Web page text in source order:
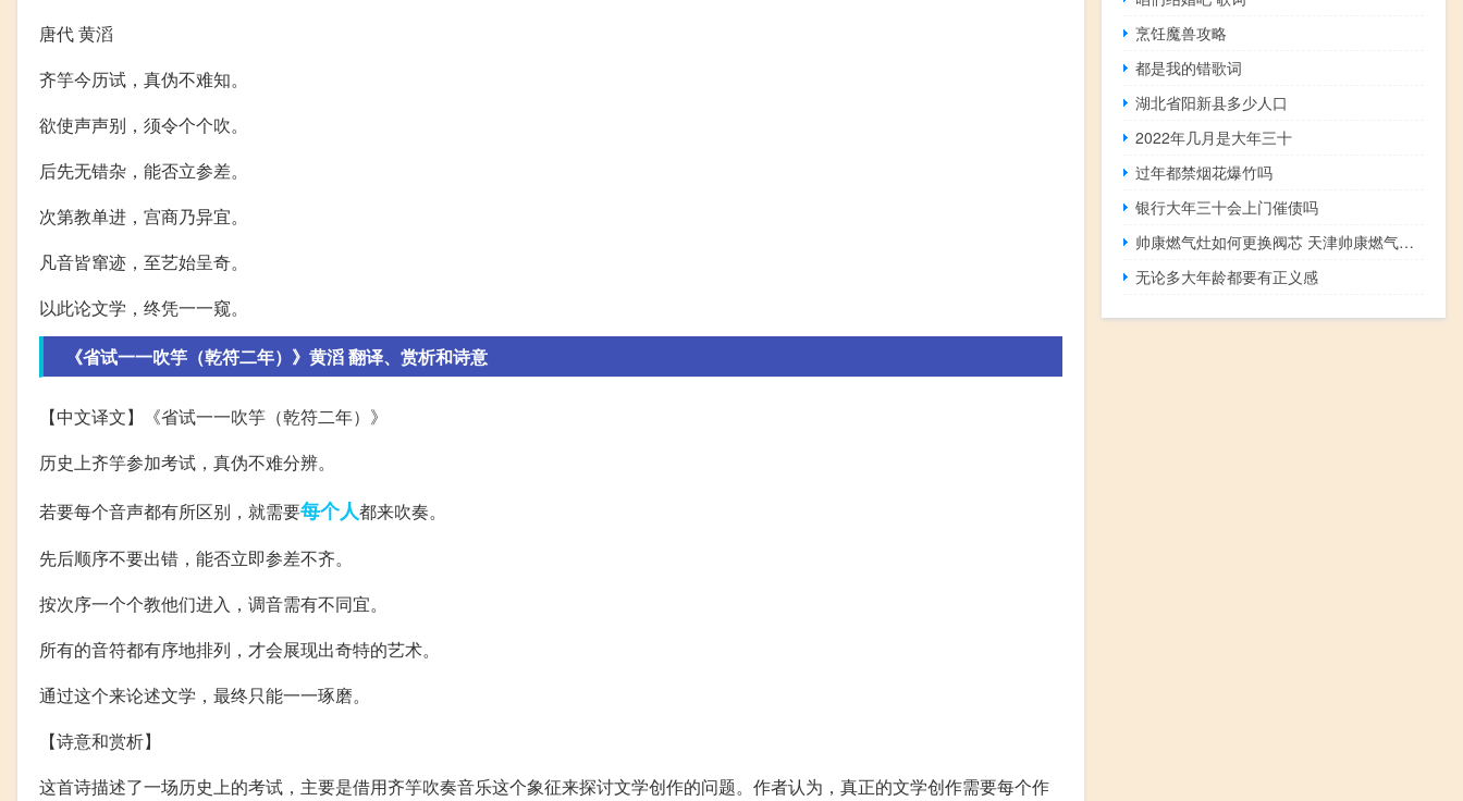
唐代 黄滔
齐竽今历试，真伪不难知。
欲使声声别，须令个个吹。
后先无错杂，能否立参差。
次第教单进，宫商乃异宜。
凡音皆窜迹，至艺始呈奇。
以此论文学，终凭一一窥。
《省试一一吹竽（乾符二年）》黄滔 翻译、赏析和诗意
【中文译文】《省试一一吹竽（乾符二年）》
历史上齐竽参加考试，真伪不难分辨。
若要每个音声都有所区别，就需要每个人都来吹奏。
先后顺序不要出错，能否立即参差不齐。
按次序一个个教他们进入，调音需有不同宜。
所有的音符都有序地排列，才会展现出奇特的艺术。
通过这个来论述文学，最终只能一一琢磨。
【诗意和赏析】
这首诗描述了一场历史上的考试，主要是借用齐竽吹奏音乐这个象征来探讨文学创作的问题。作者认为，真正的文学创作需要每个作
烹饪魔兽攻略
都是我的错歌词
湖北省阳新县多少人口
2022年几月是大年三十
过年都禁烟花爆竹吗
银行大年三十会上门催债吗
帅康燃气灶如何更换阀芯 天津帅康燃气灶维修
无论多大年龄都要有正义感